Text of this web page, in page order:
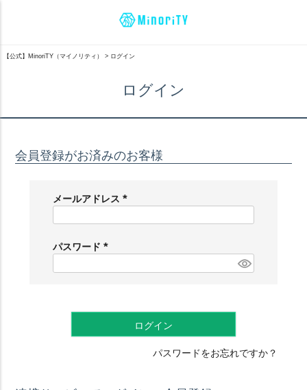
【公式】MinoriTY（マイノリティ） ログイン
ログイン
会員登録がお済みのお客様
メールアドレス
必
パスワード
必
ログイン
パスワードをお忘れですか？